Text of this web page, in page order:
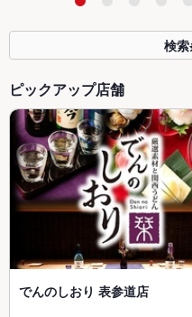
検
ピックアップ店舗
でんのしおり 表参道店